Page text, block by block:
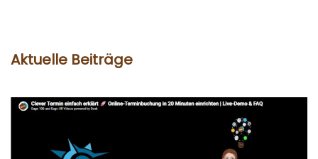
Aktuelle Beiträge